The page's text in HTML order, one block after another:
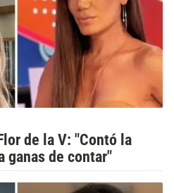
de la V: "Contó la
ganas de contar"